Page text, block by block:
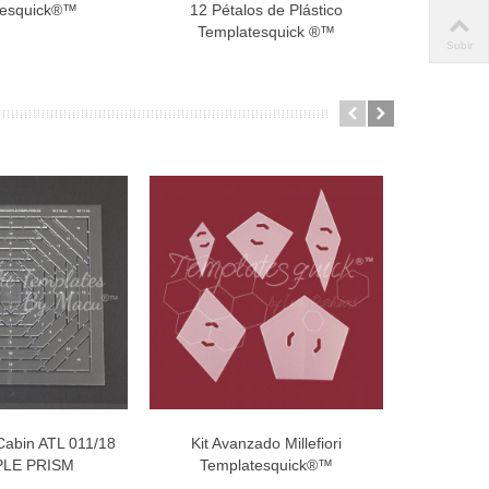
12 Pétalos de Plástico
Templatesquick ®™
al carro
ATL 011/18
PRISM
Añadir al carro
Kit Avanzado Millefiori
Templatesquick®™
Subir